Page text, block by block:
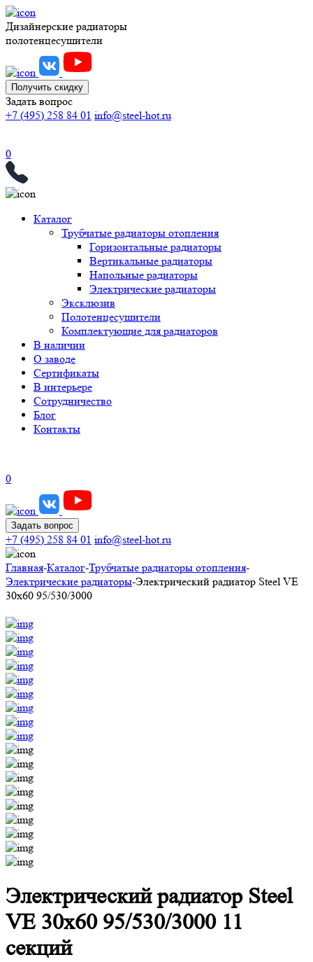
Дизайнерские радиаторы
полотенцесушители
Получить скидку
Задать вопрос
+7 (495) 258 84 01 info@steel-hot.ru
0
Каталог
Трубчатые радиаторы отопления
Горизонтальные радиаторы
Вертикальные радиаторы
Напольные радиаторы
Электрические радиаторы
Эксклюзив
Полотенцесушители
Комплектующие для радиаторов
В наличии
О заводе
Сертификаты
В интерьере
Сотрудничество
Блог
Контакты
0
Задать вопрос
+7 (495) 258 84 01 info@steel-hot.ru
Главная-Каталог-Трубчатые радиаторы отопления-
Электрические радиаторы-Электрический радиатор Steel VE
30х60 95/530/3000
Электрический радиатор Steel
VE 30х60 95/530/3000 11
секций